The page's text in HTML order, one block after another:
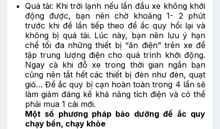
Quá tải: Khi trời lạnh nếu lần đầu xe không khởi
động được, bạn nên chờ khoảng 1- 2 phút
trước khi đề lần tiếp theo để ắc quy hồi lại và
không bị quá tải. Lúc này, bạn nên lưu ý hạn
chế tối đa những thiết bị “ăn điện” trên xe để
tập trung lượng điện cho quá trình khởi động.
Ngay cả khi đỗ xe trong thời gian ngắn bạn
cũng nên tắt hết các thiết bị đèn như đèn, quạt
gió… Để ắc quy bị cạn hoàn toàn trong 4 lần sẽ
làm giảm đáng kể khả năng tích điện và có thể
phải mua 1 cái mới.
Một số phương pháp bảo dưỡng để ắc quy
chạy bền, chạy khỏe